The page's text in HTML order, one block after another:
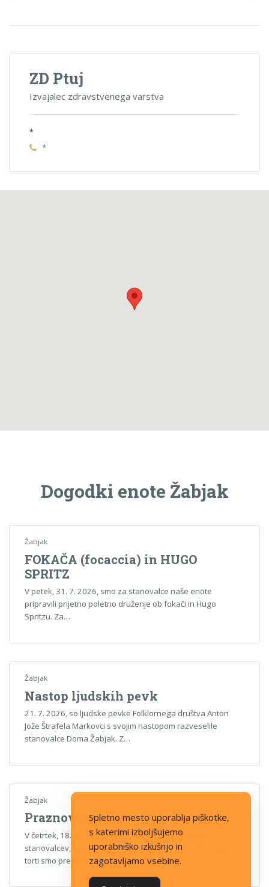
ZD Ptuj
Izvajalec zdravstvenega varstva
*
*
Dogodki enote Žabjak
Žabjak
FOKAČA (focaccia) in HUGO
SPRITZ
V petek, 31. 7. 2026, smo za stanovalce naše enote
pripravili prijetno poletno druženje ob fokači in Hugo
Spritzu. Za…
Žabjak
Nastop ljudskih pevk
21. 7. 2026, so ljudske pevke Folklornega društva Anton
Jože Štrafela Markovci s svojim nastopom razveselile
stanovalce Doma Žabjak. Z…
Žabjak
Praznovanje rojstnih dni
V četrtek, 18.6.2026 smo praznovali rojstne dneve
stanovalcev, rojenih v aprilu, maju in juniju.
torti smo preživeli…
Spletno mesto uporablja piškotke,
s katerimi izboljšujemo
uporabniško izkušnjo in
zagotavljamo vsebine.